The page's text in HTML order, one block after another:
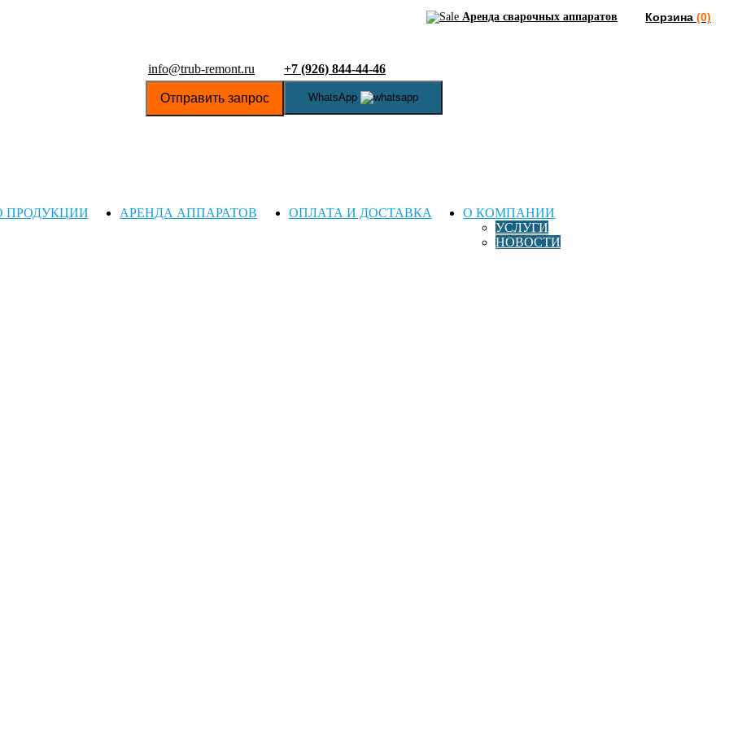
Аренда сварочных аппаратов Корзина (0)
info@trub-remont.ru
Отправить запрос
+7 (926) 844-44-46
WhatsApp
ПРОДУКЦИИ АРЕНДА АППАРАТОВ ОПЛАТА И ДОСТАВКА
О КОМПАНИИ
УСЛУГИ
НОВОСТИ